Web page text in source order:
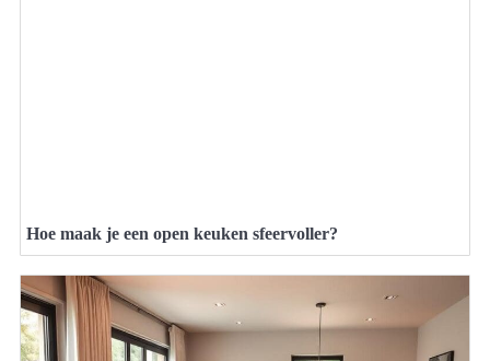
Hoe maak je een open keuken sfeervoller?